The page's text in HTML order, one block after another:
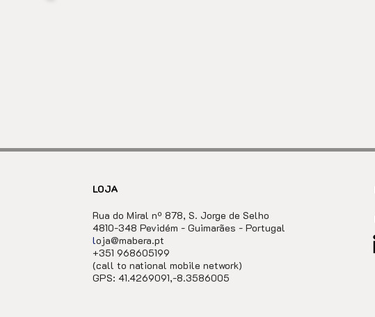
LOJA
Rua do Miral nº 878, S. Jorge de Selho
4810-348 Pevidém - Guimarães - Portugal
loja@mabera.pt
+351 968605199
(call to national mobile network)
GPS: 41.4269091,-8.3586005